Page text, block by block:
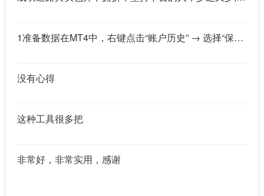
1准备数据在MT4中，右键点击“账户历史” → 选择“保存为详细户口结单” → 保存为一个HTML文件。用Excel打开这个HTML文件，或者打开它并复制全部内容，粘贴到一个空白Excel工作表中。2使用你的.xlsm文件打开你已经保存好的“MT4报表合并神器.xlsm”文件。将上一步中未处理的两行数据，复制并粘贴到这个.xlsm文件的第一个工作表中。3运行宏在Excel中，按快捷键 Alt + F8 打开“宏”对话框。选择名为 MergeMT4Statement_Ultimate 的宏，然后点击“执行”或“运行”。4完成宏运行后，你会发现原本错位成两行的数据，已经自动合并成一行了。
没有心得
这种工具很多把
非常好，非常实用，感谢